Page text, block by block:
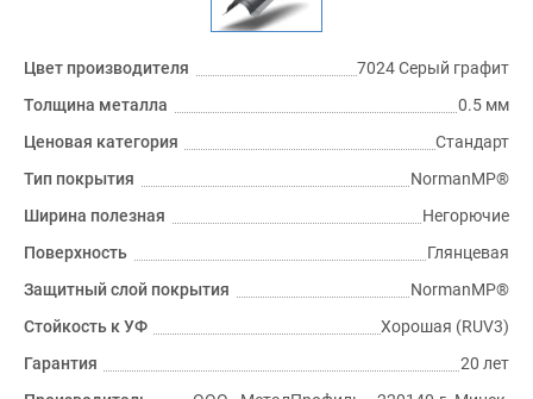
Цвет производителя
7024 Серый графит
Толщина металла
0.5 мм
Ценовая категория
Стандарт
Тип покрытия
NormanMP®
Ширина полезная
Негорючие
Поверхность
Глянцевая
Защитный слой покрытия
NormanMP®
Стойкость к УФ
Хорошая (RUV3)
Гарантия
20 лет